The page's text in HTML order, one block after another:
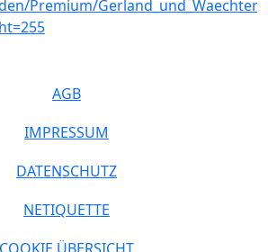
AGB
IMPRESSUM
DATENSCHUTZ
NETIQUETTE
COOKIE ÜBERSICHT